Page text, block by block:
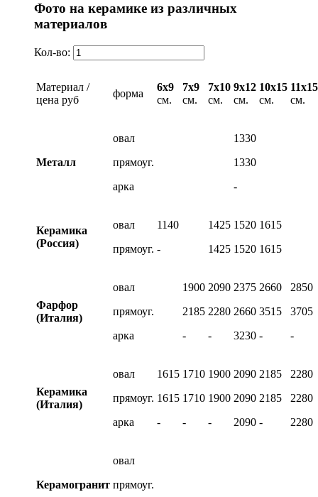
Фото на керамике из различных
материалов
Кол-во:
Материал /
цена руб
форма
6х9
см.
7х9
см.
7х10
см.
9х12
см.
10х15
см.
11х15
см.
Металл
овал
прямоуг.
арка
1330
1330
-
Керамика
(Россия)
овал
прямоуг.
1140
-
1425
1425
1520
1520
1615
1615
Фарфор
(Италия)
овал
прямоуг.
арка
1900
2185
-
2090
2280
-
2375
2660
3230
2660
3515
-
2850
3705
-
Керамика
(Италия)
овал
прямоуг.
арка
1615
1615
-
1710
1710
-
1900
1900
-
2090
2090
2090
2185
2185
-
2280
2280
2280
Керамогранит
овал
прямоуг.